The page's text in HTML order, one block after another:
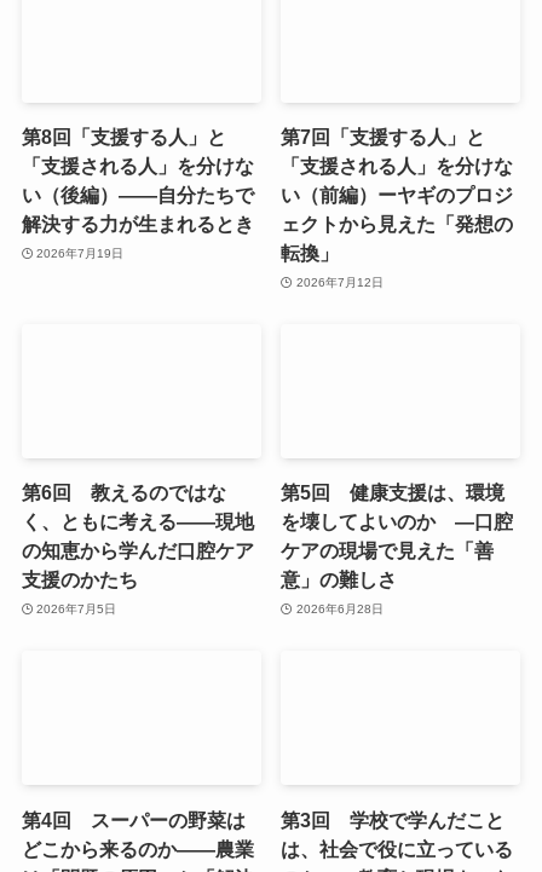
第8回「支援する人」と
「支援される人」を分けな
い（後編）――自分たちで
解決する力が生まれるとき
2026年7月19日
第7回「支援する人」と
「支援される人」を分けな
い（前編）ーヤギのプロジ
ェクトから見えた「発想の
転換」
2026年7月12日
第6回 教えるのではな
く、ともに考える――現地
の知恵から学んだ口腔ケア
支援のかたち
2026年7月5日
第5回 健康支援は、環境
を壊してよいのか ―口腔
ケアの現場で見えた「善
意」の難しさ
2026年6月28日
第4回 スーパーの野菜は
どこから来るのか――農業
第3回 学校で学んだこと
は、社会で役に立っている